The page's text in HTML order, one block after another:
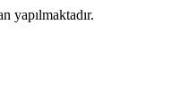
yapılmaktadır.